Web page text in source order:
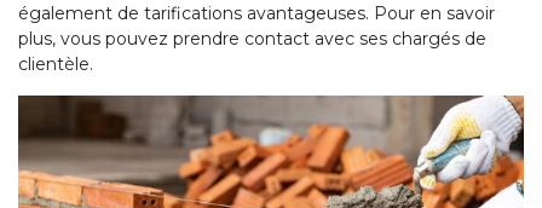
également de tarifications avantageuses. Pour en savoir
plus, vous pouvez prendre contact avec ses chargés de
clientèle.